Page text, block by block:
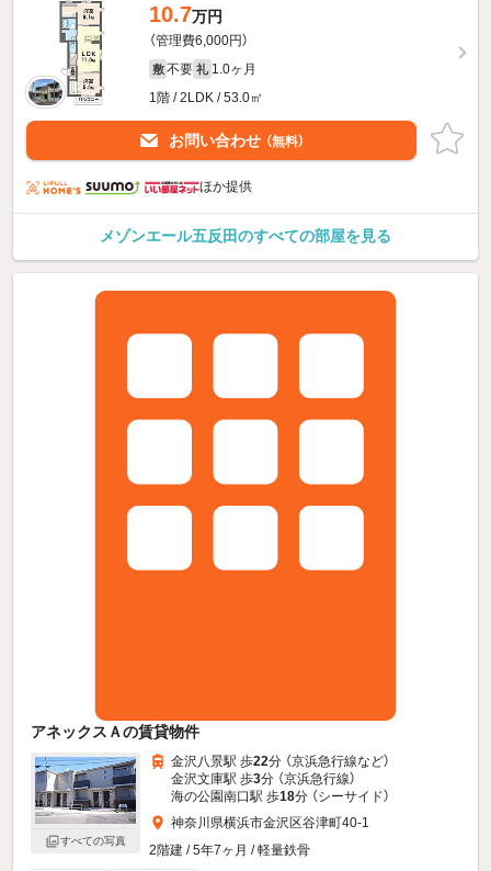
10.7万円
（管理費6,000円）
敷 不要 礼 1.0ヶ月
1階 / 2LDK / 53.0㎡
お問い合わせ （無料）
ほか提供
メゾンエール五反田のすべての部屋を見る
アネックスＡの賃貸物件
すべての写真
金沢八景駅 歩22分 （京浜急行線など）
金沢文庫駅 歩3分 （京浜急行線）
海の公園南口駅 歩18分 （シーサイド）
神奈川県横浜市金沢区谷津町40-1
2階建 / 5年7ヶ月 / 軽量鉄骨